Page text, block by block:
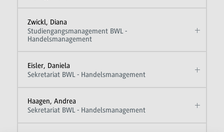
Zwickl, Diana
Studiengangsmanagement BWL -
Handelsmanagement
Eisler, Daniela
Sekretariat BWL - Handelsmanagement
Haagen, Andrea
Sekretariat BWL - Handelsmanagement